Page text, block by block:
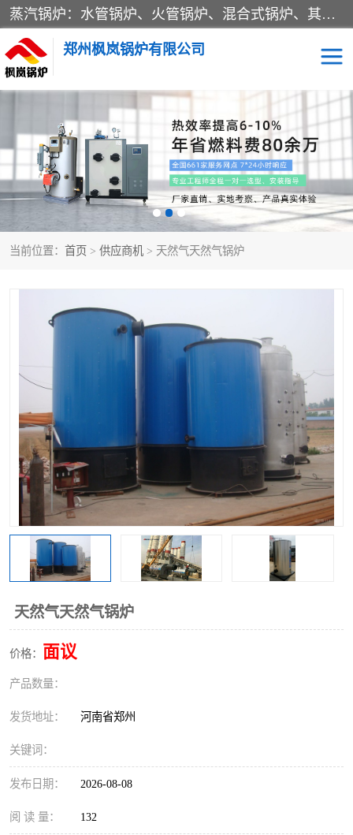
蒸汽锅炉：水管锅炉、火管锅炉、混合式锅炉、其他蒸汽锅炉； 热水锅炉：家用型集中供暖用热水锅炉、其他热水锅炉； 有机热载体锅炉； 船用蒸汽锅炉； （锅炉用辅助设备及装置）蒸汽冷凝器：表面冷凝器、混合式冷凝器、空冷式冷凝器、其他蒸汽冷凝器； 锅炉用辅助设备：节热器、蒸汽收集器、蓄能器、烟垢清除器、气体回收器、泥渣刮除器、空气预热器、其他锅炉用辅助设备；
郑州枫岚锅炉有限公司
当前位置： 首页 > 供应商机 > 天然气天然气锅炉
天然气天然气锅炉
价格： 面议
产品数量：
发货地址： 河南省郑州
关键词：
发布日期： 2026-08-08
阅 读 量： 132